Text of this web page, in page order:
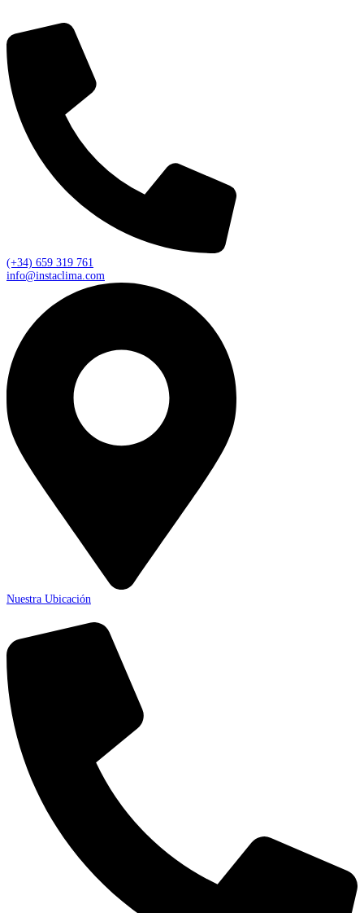
(+34) 659 319 761
info@instaclima.com
Nuestra Ubicación